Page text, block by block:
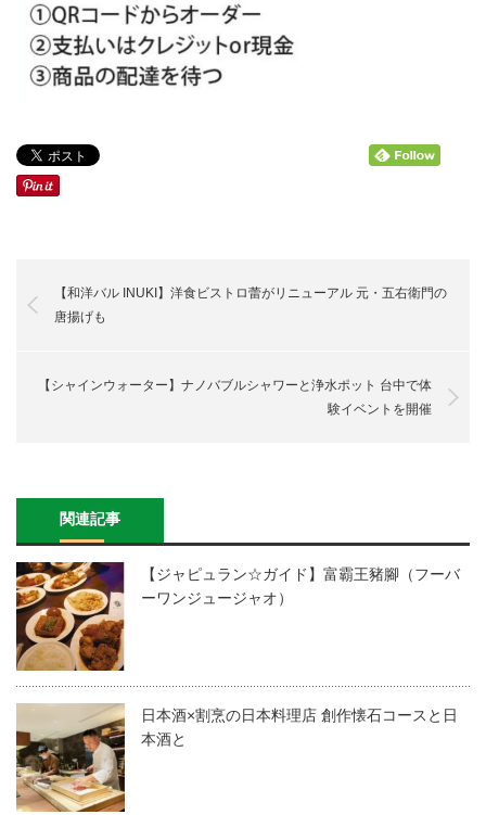
【和洋バル INUKI】洋食ビストロ蕾がリニューアル 元・五右衛門の
唐揚げも
【シャインウォーター】ナノバブルシャワーと浄水ポット 台中で体
験イベントを開催
関連記事
【ジャピュラン☆ガイド】富霸王豬腳（フーバ
ーワンジュージャオ）
日本酒×割烹の日本料理店 創作懐石コースと日
本酒と